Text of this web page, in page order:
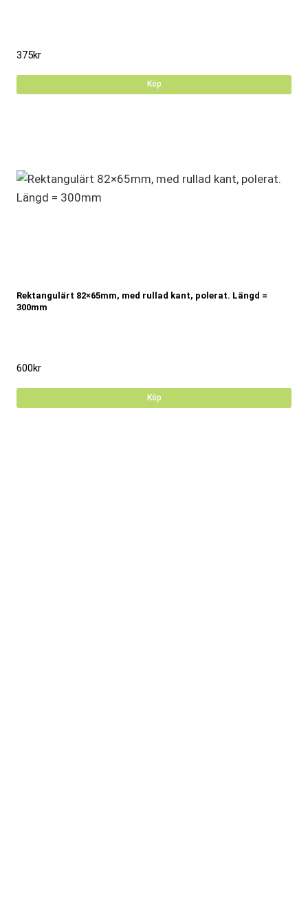
375kr
Köp
Rektangulärt 82×65mm, med rullad kant, polerat. Längd =
300mm
600kr
Köp